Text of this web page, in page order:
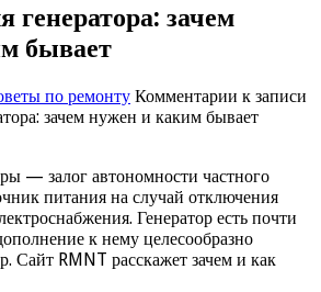
генератора: зачем
бывает
по ремонту Комментарии к записи
зачем нужен и каким бывает
— залог автономности частного
питания на случай отключения
Генератор есть почти
к нему целесообразно
Сайт RMNT расскажет зачем и как